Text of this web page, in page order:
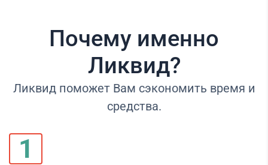
Почему именно
Ликвид?
Ликвид поможет Вам сэкономить время и
средства.
1